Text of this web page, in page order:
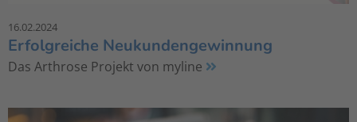
16.02.2024
Erfolgreiche Neukundengewinnung
Das Arthrose Projekt von myline